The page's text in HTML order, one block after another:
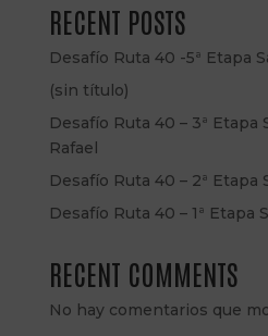
RECENT POSTS
Desafío Ruta 40 -5ª Etapa
(sin título)
Desafío Ruta 40 – 3ª Etapa
Rafael
Desafío Ruta 40 – 2ª Etapa
Desafío Ruta 40 – 1ª Etapa
RECENT COMMENTS
No hay comentarios que